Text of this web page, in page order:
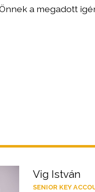
a megadott
Vig István
SENIOR KEY